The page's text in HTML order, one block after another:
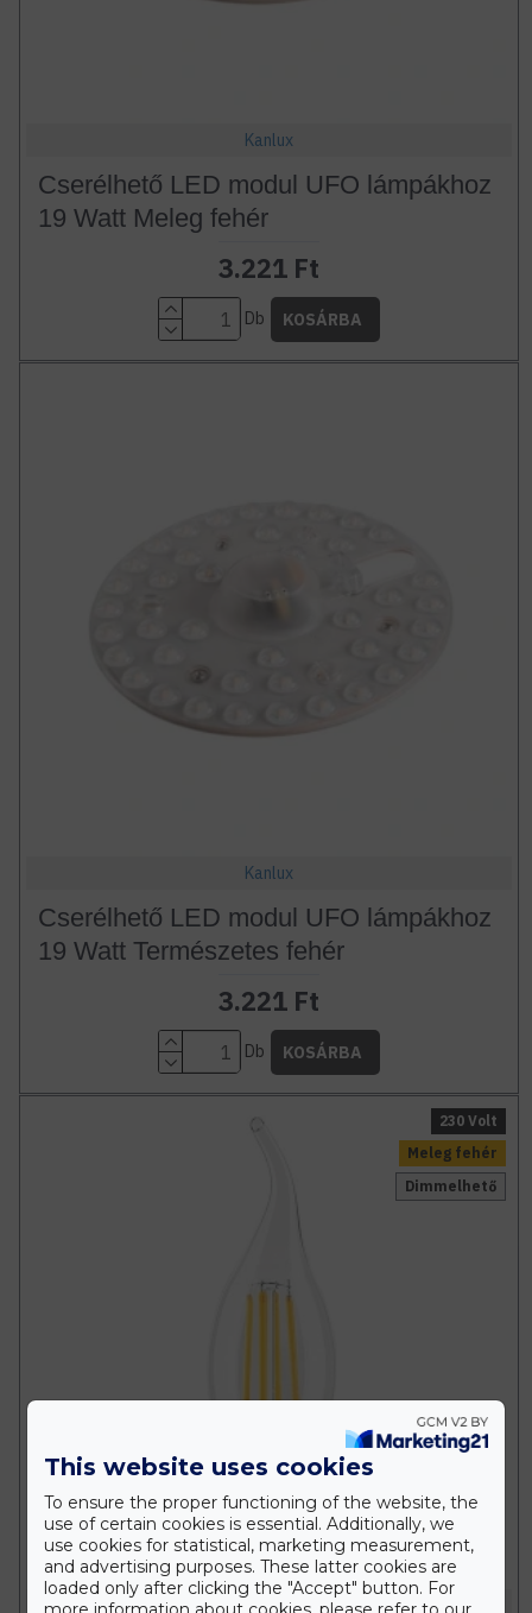
Kanlux
Cserélhető LED modul UFO lámpákhoz
19 Watt Meleg fehér
3.221 Ft
Db KOSÁRBA
Kanlux
Cserélhető LED modul UFO lámpákhoz
19 Watt Természetes fehér
3.221 Ft
Db KOSÁRBA
Meleg fehér
Dimmelhető
230 Volt
Elmark
This website uses cookies
To ensure the proper functioning of the website, the
use of certain cookies is essential. Additionally, we
use cookies for statistical, marketing measurement,
and advertising purposes. These latter cookies are
loaded only after clicking the "Accept" button. For